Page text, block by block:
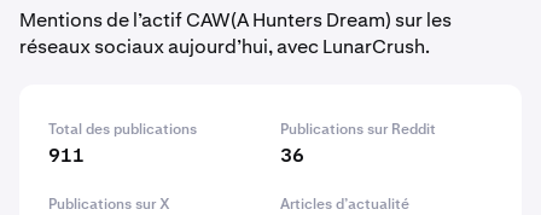
Mentions de l’actif CAW(A Hunters Dream) sur les
réseaux sociaux aujourd’hui, avec LunarCrush.
Total des publications
911
Publications sur Reddit
36
Publications sur X Articles d’actualité